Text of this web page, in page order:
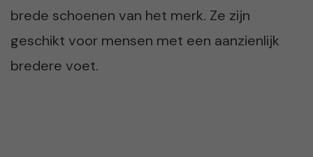
brede schoenen van het merk. Ze zijn
geschikt voor mensen met een aanzienlijk
bredere voet.